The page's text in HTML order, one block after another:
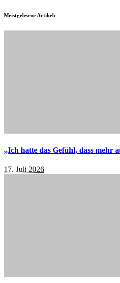
Meistgelesene Artikel:
„Ich hatte das Gefühl, dass mehr
17. Juli 2026